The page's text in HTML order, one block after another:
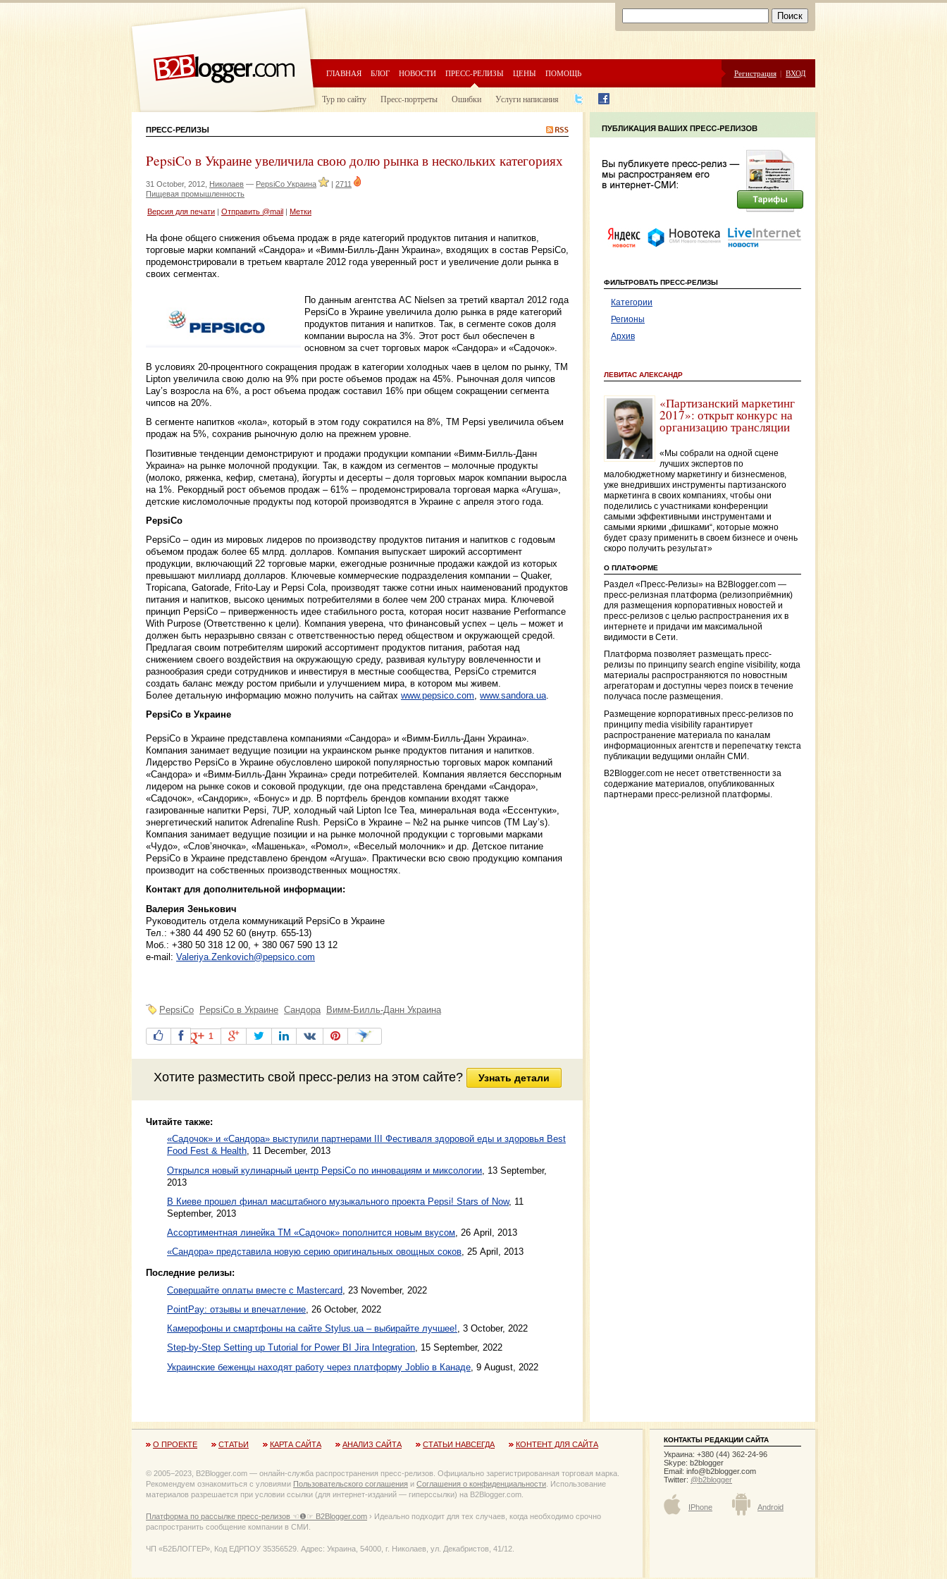
ГЛАВНАЯ БЛОГ НОВОСТИ ПРЕСС-РЕЛИЗЫ ЦЕНЫ ПОМОЩЬ Регистрация | ВХОД
Тур по сайту Пресс-портреты Ошибки Услуги написания
ПРЕСС-РЕЛИЗЫ
PepsiCo в Украине увеличила свою долю рынка в нескольких категориях
31 October, 2012, Николаев — PepsiCo Украина | 2711
Пищевая промышленность
Версия для печати Отправить @mail Метки
На фоне общего снижения объема продаж в ряде категорий продуктов питания и напитков,
торговые марки компаний «Сандора» и «Вимм-Билль-Данн Украина», входящих в состав PepsiCo,
продемонстрировали в третьем квартале 2012 года уверенный рост и увеличение доли рынка в
своих сегментах.
По данным агентства AC Nielsen за третий квартал 2012 года
PepsiCo в Украине увеличила долю рынка в ряде категорий
продуктов питания и напитков. Так, в сегменте соков доля
компании выросла на 3%. Этот рост был обеспечен в
основном за счет торговых марок «Сандора» и «Садочок».
В условиях 20-процентного сокращения продаж в категории холодных чаев в целом по рынку, ТМ
Lipton увеличила свою долю на 9% при росте объемов продаж на 45%. Рыночная доля чипсов
Lay’s возросла на 6%, а рост объема продаж составил 16% при общем сокращении сегмента
чипсов на 20%.
В сегменте напитков «кола», который в этом году сократился на 8%, ТМ Pepsi увеличила объем
продаж на 5%, сохранив рыночную долю на прежнем уровне.
Позитивные тенденции демонстрируют и продажи продукции компании «Вимм-Билль-Данн
Украина» на рынке молочной продукции. Так, в каждом из сегментов – молочные продукты
(молоко, ряженка, кефир, сметана), йогурты и десерты – доля торговых марок компании выросла
на 1%. Рекордный рост объемов продаж – 61% – продемонстрировала торговая марка «Агуша»,
детские кисломолочные продукты под которой производятся в Украине с апреля этого года.
PepsiCo
PepsiCo – один из мировых лидеров по производству продуктов питания и напитков с годовым
объемом продаж более 65 млрд. долларов. Компания выпускает широкий ассортимент
продукции, включающий 22 торговые марки, ежегодные розничные продажи каждой из которых
превышают миллиард долларов. Ключевые коммерческие подразделения компании – Quaker,
Tropicana, Gatorade, Frito-Lay и Pepsi Cola, производят также сотни иных наименований продуктов
питания и напитков, высоко ценимых потребителями в более чем 200 странах мира. Ключевой
принцип PepsiCo – приверженность идее стабильного роста, которая носит название Performance
With Purpose (Ответственно к цели). Компания уверена, что финансовый успех – цель – может и
должен быть неразрывно связан с ответственностью перед обществом и окружающей средой.
Предлагая своим потребителям широкий ассортимент продуктов питания, работая над
снижением своего воздействия на окружающую среду, развивая культуру вовлеченности и
разнообразия среди сотрудников и инвестируя в местные сообщества, PepsiCo стремится
создать баланс между ростом прибыли и улучшением мира, в котором мы живем.
Более детальную информацию можно получить на сайтах www.pepsico.com, www.sandora.ua.
PepsiCo в Украине
PepsiCo в Украине представлена компаниями «Сандора» и «Вимм-Билль-Данн Украина».
Компания занимает ведущие позиции на украинском рынке продуктов питания и напитков.
Лидерство PepsiCo в Украине обусловлено широкой популярностью торговых марок компаний
«Сандора» и «Вимм-Билль-Данн Украина» среди потребителей. Компания является бесспорным
лидером на рынке соков и соковой продукции, где она представлена брендами «Сандора»,
«Садочок», «Сандорик», «Бонус» и др. В портфель брендов компании входят также
газированные напитки Pepsi, 7UP, холодный чай Lipton Ice Tea, минеральная вода «Ессентуки»,
энергетический напиток Adrenaline Rush. PepsiCo в Украине – №2 на рынке чипсов (ТМ Lay’s).
Компания занимает ведущие позиции и на рынке молочной продукции с торговыми марками
«Чудо», «Слов’яночка», «Машенька», «Ромол», «Веселый молочник» и др. Детское питание
PepsiCo в Украине представлено брендом «Агуша». Практически всю свою продукцию компания
производит на собственных производственных мощностях.
Контакт для дополнительной информации:
Валерия Зенькович
Руководитель отдела коммуникаций PepsiCo в Украине
Тел.: +380 44 490 52 60 (внутр. 655-13)
Моб.: +380 50 318 12 00, + 380 067 590 13 12
e-mail: Valeriya.Zenkovich@pepsico.com
PepsiCo PepsiCo в Украине Сандора Вимм-Билль-Данн Украина
1
Хотите разместить свой пресс-релиз на этом сайте? Узнать детали
Читайте также:
«Садочок» и «Сандора» выступили партнерами III Фестиваля здоровой еды и здоровья Best
Food Fest & Health, 11 December, 2013
Открылся новый кулинарный центр PepsiCo по инновациям и миксологии 13 September,
2013
В Киеве прошел финал масштабного музыкального проекта Pepsi! Stars of Now, 11
September, 2013
Ассортиментная линейка ТМ «Садочок» пополнится новым вкусом
26 April, 2013
«Сандора» представила новую серию оригинальных овощных соков, 25 April, 2013
Последние релизы:
Совершайте оплаты вместе с Mastercard , 23 November, 2022
PointPay: отзывы и впечатление , 26 October, 2022
Камерофоны и смартфоны на сайте Stylus.ua – выбирайте лучшее!, 3 October, 2022
Step-by-Step Setting up Tutorial for Power BI Jira Integration, 15 September, 2022
Украинские беженцы находят работу через платформу Joblio в Канаде , 9 August, 2022
ФИЛЬТРОВАТЬ ПРЕСС-РЕЛИЗЫ
Категории
Регионы
Архив
ЛЕВИТАС АЛЕКСАНДР
«Партизанский маркетинг
2017»: открыт конкурс на
организацию трансляции
«Мы собрали на одной сцене
лучших экспертов по
малобюджетному маркетингу и бизнесменов,
уже внедривших инструменты партизанского
маркетинга в своих компаниях, чтобы они
поделились с участниками конференции
самыми эффективными инструментами и
самыми яркими „фишками“, которые можно
будет сразу применить в своем бизнесе и очень
скоро получить результат»
О ПЛАТФОРМЕ
Раздел «Пресс-Релизы» на B2Blogger.com —
пресс-релизная платформа (релизоприёмник)
для размещения корпоративных новостей и
пресс-релизов с целью распространения их в
интернете и придачи им максимальной
видимости в Сети.
Платформа позволяет размещать пресс-
релизы по принципу search engine visibility, когда
материалы распространяются по новостным
агрегаторам и доступны через поиск в течение
получаса после размещения.
Размещение корпоративных пресс-релизов по
принципу media visibility гарантирует
распространение материала по каналам
информационных агентств и перепечатку текста
публикации ведущими онлайн СМИ.
B2Blogger.com не несет ответственности за
содержание материалов, опубликованных
партнерами пресс-релизной платформы.
О ПРОЕКТЕ СТАТЬИ КАРТА САЙТА АНАЛИЗ САЙТА СТАТЬИ НАВСЕГДА КОНТЕНТ ДЛЯ САЙТА
© 2005−2023, B2Blogger.com — онлайн-служба распространения пресс-релизов. Официально зарегистрированная торговая марка.
Рекомендуем ознакомиться с уловиями Пользовательского соглашения и Соглашения о конфиденциальности. Использование
материалов разрешается при условии ссылки (для интернет-изданий — гиперссылки) на B2Blogger.com.
Платформа по рассылке пресс-релизов ☜❶☞ B2Blogger.com › Идеально подходит для тех случаев, когда необходимо срочно
распространить сообщение компании в СМИ.
ЧП «Б2БЛОГГЕР», Код ЕДРПОУ 35356529. Адрес: Украина, 54000, г. Николаев, ул. Декабристов, 41/12.
КОНТАКТЫ РЕДАКЦИИ САЙТА
Украина: +380 (44) 362-24-96
Skype: b2blogger
Email: info@b2blogger.com
Twitter: @b2blogger
IPhone Android